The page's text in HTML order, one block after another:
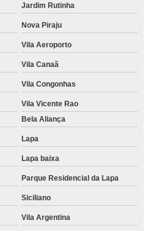
Jardim Rutinha
Nova Piraju
Vila Aeroporto
Vila Canaã
Vila Congonhas
Vila Vicente Rao
Bela Aliança
Lapa
Lapa baixa
Parque Residencial da Lapa
Siciliano
Vila Argentina